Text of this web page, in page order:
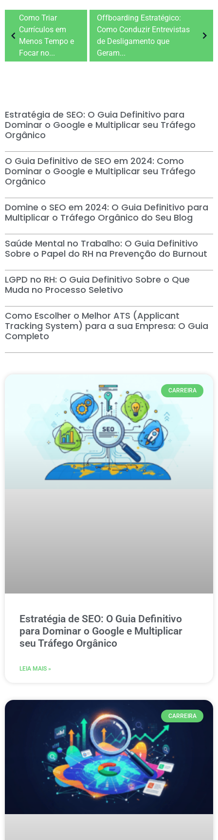
Como Triar
Currículos em
Menos Tempo e
Focar no...
Offboarding Estratégico:
Como Conduzir Entrevistas
de Desligamento que
Geram...
Estratégia de SEO: O Guia Definitivo para
Dominar o Google e Multiplicar seu Tráfego
Orgânico
O Guia Definitivo de SEO em 2024: Como
Dominar o Google e Multiplicar seu Tráfego
Orgânico
Domine o SEO em 2024: O Guia Definitivo para
Multiplicar o Tráfego Orgânico do Seu Blog
Saúde Mental no Trabalho: O Guia Definitivo
Sobre o Papel do RH na Prevenção do Burnout
LGPD no RH: O Guia Definitivo Sobre o Que
Muda no Processo Seletivo
Como Escolher o Melhor ATS (Applicant
Tracking System) para a sua Empresa: O Guia
Completo
CARREIRA
Estratégia de SEO: O Guia Definitivo
para Dominar o Google e Multiplicar
seu Tráfego Orgânico
LEIA MAIS »
CARREIRA